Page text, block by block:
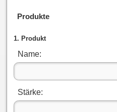
Produkte
1. Produkt
Name:
Stärke: